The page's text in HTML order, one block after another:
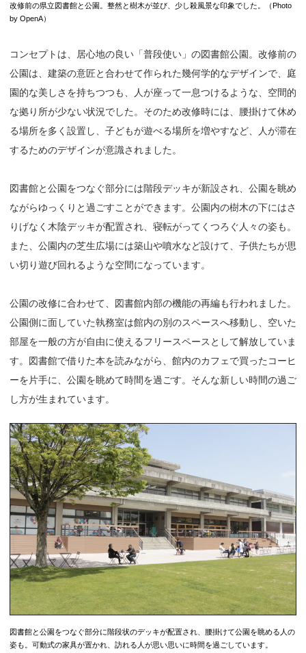
改修前の県立図書館と公園。整然と樹木が並び、少し殺風景な印象でした。（Photo
by OpenA）
コンセプトは、居心地の良い「普段使い」の図書館公園。改修前の
公園は、建築の意匠と合わせて作られた幾何学的なデザインで、庭
園的な美しさを持ちつつも、人が座って一息つけるような、空間的
な拠り所が少ない状況でした。そのため改修時には、腰掛けて休め
る場所を多く設置し、子どもが遊べる場所を増やすなど、人が滞在
するためのデザインが意識されました。
図書館と公園をつなぐ部分には階段デッキが新設され、公園を眺め
ながらゆっくりと過ごすことができます。公園内の樹木の下にはさ
りげなく木陰デッキが配置され、寝転がってくつろぐ人々の姿も。
また、公園内の芝生広場には築山や噴水など設けて、子供たちが思
い切り遊び回れるような空間になっています。
公園の改修に合わせて、図書館内部の機能の再編も行われました。
公園側に面していた執務室は館内の別のスペースへ移動し、空いた
部屋を一般の方が自由に使えるフリースペースとして解放していま
す。図書館で借りた本を読みながら、館内のカフェで買ったコーヒ
ーを片手に、公園を眺めて時間を過ごす。そんな新しい時間の過ご
し方が生まれています。
図書館と公園をつなぐ部分に階段状のデッキが配置され、腰掛けて公園を眺める人の
姿も。可動式の家具が置かれ、訪れる人が思い思いに時間を過ごしています。